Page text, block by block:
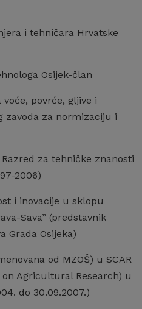
i tehničara Hrvatske
Osijek-član
povrće, gljive i
zavoda za normizaciju i
za tehničke znanosti
2006)
i inovacije u sklopu
Sava” (predstavnik
Grada Osijeka)
od MZOŠ) u SCAR
Agricultural Research) u
do 30.09.2007.)